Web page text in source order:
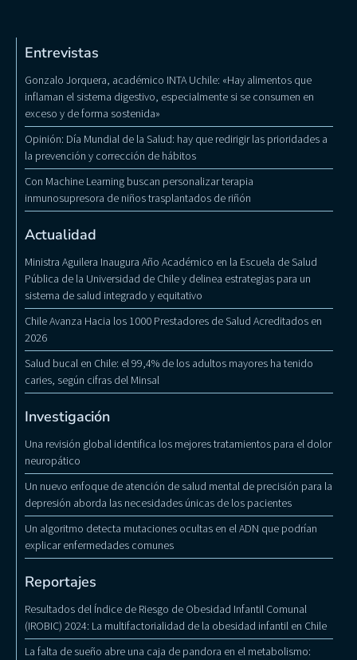
Entrevistas
Gonzalo Jorquera, académico INTA Uchile: «Hay alimentos que
inflaman el sistema digestivo, especialmente si se consumen en
exceso y de forma sostenida»
Opinión: Día Mundial de la Salud: hay que redirigir las prioridades a
la prevención y corrección de hábitos
Con Machine Learning buscan personalizar terapia
inmunosupresora de niños trasplantados de riñón
Actualidad
Ministra Aguilera Inaugura Año Académico en la Escuela de Salud
Pública de la Universidad de Chile y delinea estrategias para un
sistema de salud integrado y equitativo
Chile Avanza Hacia los 1000 Prestadores de Salud Acreditados en
2026
Salud bucal en Chile: el 99,4% de los adultos mayores ha tenido
caries, según cifras del Minsal
Investigación
Una revisión global identifica los mejores tratamientos para el dolor
neuropático
Un nuevo enfoque de atención de salud mental de precisión para la
depresión aborda las necesidades únicas de los pacientes
Un algoritmo detecta mutaciones ocultas en el ADN que podrían
explicar enfermedades comunes
Reportajes
Resultados del Índice de Riesgo de Obesidad Infantil Comunal
(IROBIC) 2024: La multifactorialidad de la obesidad infantil en Chile
La falta de sueño abre una caja de pandora en el metabolismo: